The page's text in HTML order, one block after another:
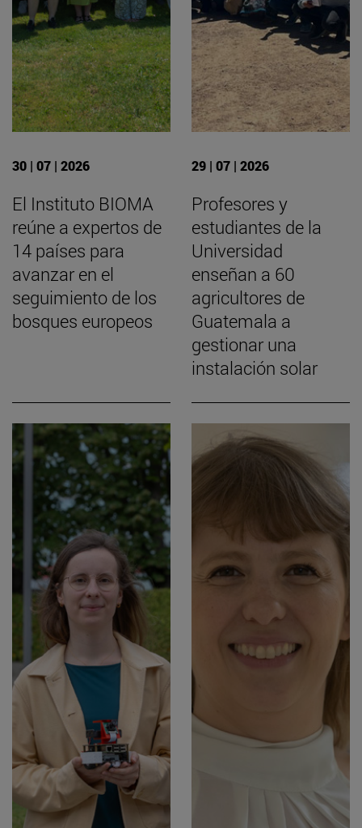
30 | 07 | 2026
El Instituto BIOMA
reúne a expertos de
14 países para
avanzar en el
seguimiento de los
bosques europeos
29 | 07 | 2026
Profesores y
estudiantes de la
Universidad
enseñan a 60
agricultores de
Guatemala a
gestionar una
instalación solar